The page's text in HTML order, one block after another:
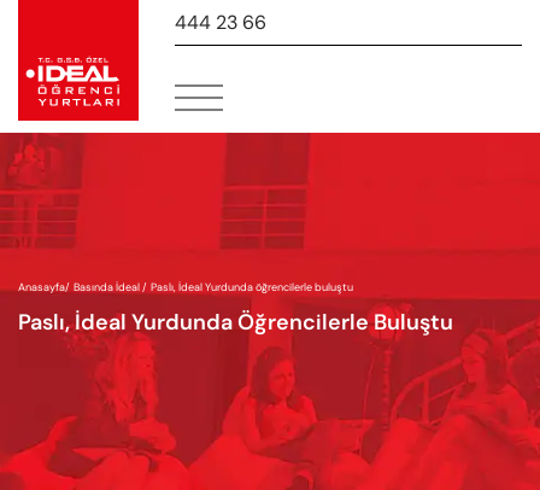
444 23 66
Anasayfa/ Basında İdeal / Paslı, İdeal Yurdunda öğrencilerle buluştu
Paslı, İdeal Yurdunda Öğrencilerle Buluştu